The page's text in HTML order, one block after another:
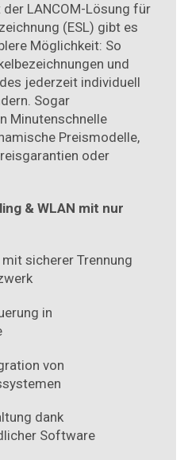
LANCOM-Lösung für
(ESL) gibt es
Möglichkeit: So
und
jederzeit individuell
Sogar
Minutenschnelle
Preismodelle,
oder
& WLAN mit nur
sicherer Trennung
in
von
dank
Software